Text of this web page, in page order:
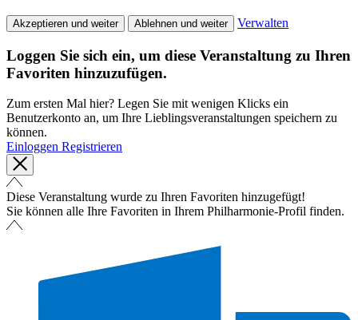
Akzeptieren und weiter Ablehnen und weiter Verwalten
Loggen Sie sich ein, um diese Veranstaltung zu Ihren
Favoriten hinzuzufügen.
Zum ersten Mal hier? Legen Sie mit wenigen Klicks ein
Benutzerkonto an, um Ihre Lieblingsveranstaltungen speichern zu
können.
Einloggen Registrieren
Diese Veranstaltung wurde zu Ihren Favoriten hinzugefügt!
Sie können alle Ihre Favoriten in Ihrem Philharmonie-Profil finden.